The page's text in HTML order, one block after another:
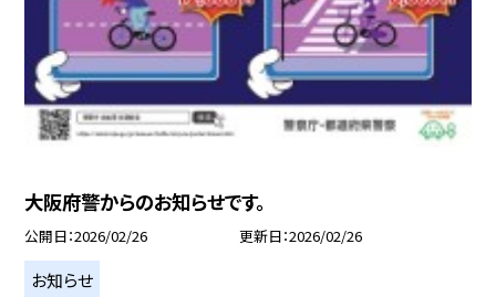
大阪府警からのお知らせです。
公開日 2026/02/26 更新日 2026/02/26
お知らせ